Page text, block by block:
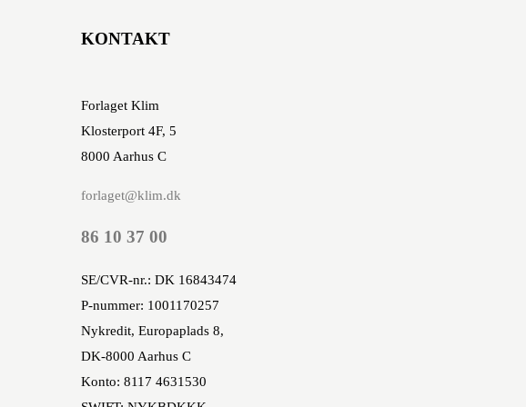
KONTAKT
Forlaget Klim
Klosterport 4F, 5
8000 Aarhus C
forlaget@klim.dk
86 10 37 00
SE/CVR-nr.: DK 16843474
P-nummer: 1001170257
Nykredit, Europaplads 8,
DK-8000 Aarhus C
Konto: 8117 4631530